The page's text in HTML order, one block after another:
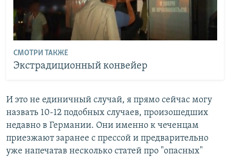
СМОТРИ ТАКЖЕ
Экстрадиционный конвейер
И это не единичный случай, я прямо сейчас могу
назвать 10-12 подобных случаев, произошедших
недавно в Германии. Они именно к чеченцам
приезжают заранее с прессой и предварительно
уже напечатав несколько статей про "опасных"